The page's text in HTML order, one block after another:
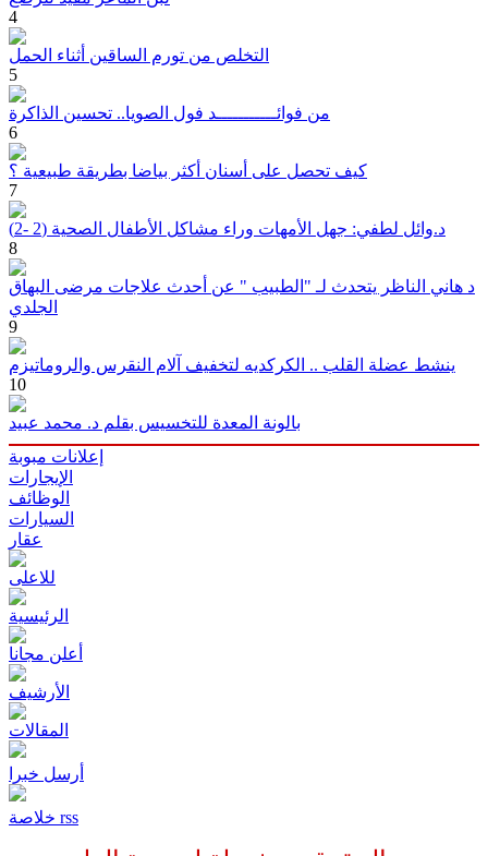
4
التخلص من تورم الساقين أثناء الحمل
5
من فوائـــــــــــد فول الصويا.. تحسين الذاكرة
6
كيف تحصل على أسنان أكثر بياضا بطريقة طبيعية ؟
7
د.وائل لطفي: جهل الأمهات وراء مشاكل الأطفال الصحية (2 -2)
8
د هاني الناظر يتحدث لـ "الطبيب " عن أحدث علاجات مرضى البهاق
الجلدي
9
ينشط عضلة القلب .. الكركديه لتخفيف آلام النقرس والروماتيزم
10
بالونة المعدة للتخسيس بقلم د. محمد عبيد
إعلانات مبوبة
الإيجارات
الوظائف
السيارات
عقار
للاعلى
الرئيسية
أعلن مجانا
الأرشيف
المقالات
أرسل خبرا
خلاصة rss